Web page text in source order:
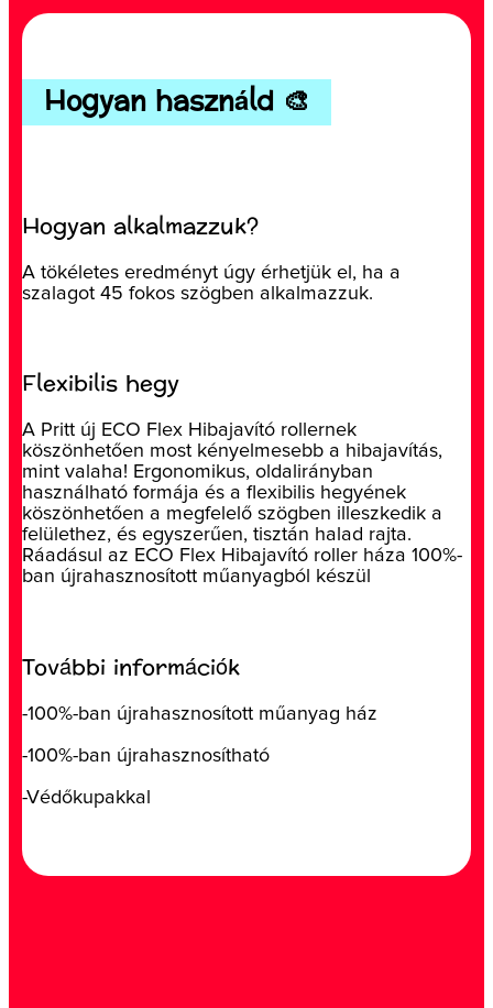
Hogyan használd 🎨
Hogyan alkalmazzuk?
A tökéletes eredményt úgy érhetjük el, ha a
szalagot 45 fokos szögben alkalmazzuk.
Flexibilis hegy
A Pritt új ECO Flex Hibajavító rollernek
köszönhetően most kényelmesebb a hibajavítás,
mint valaha! Ergonomikus, oldalirányban
használható formája és a flexibilis hegyének
köszönhetően a megfelelő szögben illeszkedik a
felülethez, és egyszerűen, tisztán halad rajta.
Ráadásul az ECO Flex Hibajavító roller háza 100%-
ban újrahasznosított műanyagból készül
További információk
-100%-ban újrahasznosított műanyag ház
-100%-ban újrahasznosítható
-Védőkupakkal